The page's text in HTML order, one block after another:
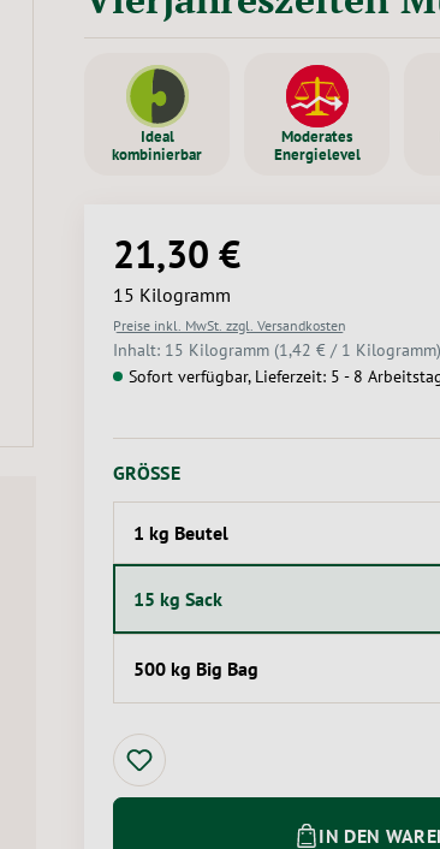
Ideal
kombinierbar
Moderates
Energielevel
Regulärer Preis:
21,30 €
15 Kilogramm
Preise inkl. MwSt. zzgl. Versandkosten
Inhalt: 15 Kilogramm (1,42 € / 1 Kilogramm)
Sofort verfügbar, Lieferzeit: 5 - 8
GRÖSSE AUSWÄHLEN
1 kg Beutel
15 kg Sack
500 kg Big Bag
IN DEN